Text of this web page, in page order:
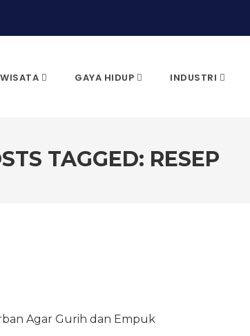
GAYA HIDUP INDUSTRI
TAGGED: RESEP